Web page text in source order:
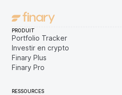
PRODUIT
Portfolio Tracker
Investir en crypto
Finary Plus
Finary Pro
RESSOURCES